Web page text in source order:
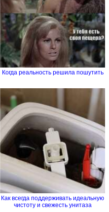
Когда реальность решила пошутить
Как всегда поддерживать идеальную
чистоту и свежесть унитаза